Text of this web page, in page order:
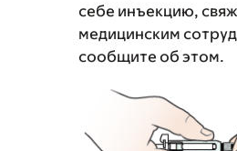
себе инъекцию,
медицинским
сообщите об этом.